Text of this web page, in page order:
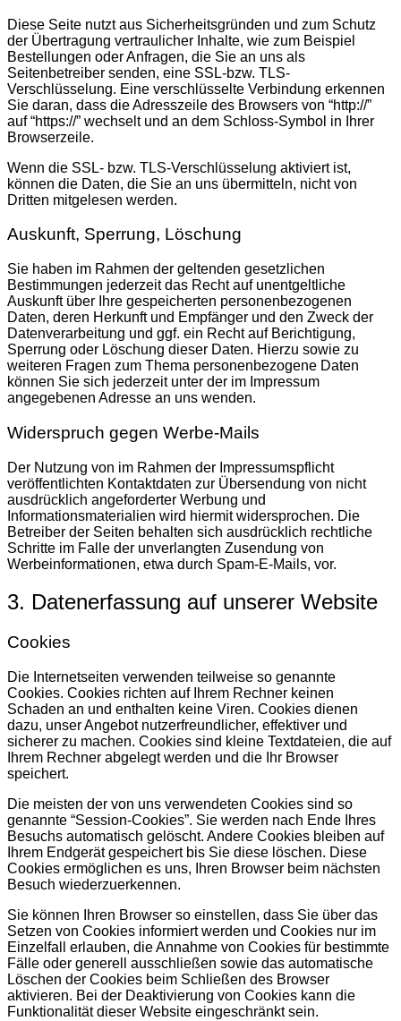
Diese Seite nutzt aus Sicherheitsgründen und zum Schutz
der Übertragung vertraulicher Inhalte, wie zum Beispiel
Bestellungen oder Anfragen, die Sie an uns als
Seitenbetreiber senden, eine SSL-bzw. TLS-
Verschlüsselung. Eine verschlüsselte Verbindung erkennen
Sie daran, dass die Adresszeile des Browsers von “http://”
auf “https://” wechselt und an dem Schloss-Symbol in Ihrer
Browserzeile.
Wenn die SSL- bzw. TLS-Verschlüsselung aktiviert ist,
können die Daten, die Sie an uns übermitteln, nicht von
Dritten mitgelesen werden.
Auskunft, Sperrung, Löschung
Sie haben im Rahmen der geltenden gesetzlichen
Bestimmungen jederzeit das Recht auf unentgeltliche
Auskunft über Ihre gespeicherten personenbezogenen
Daten, deren Herkunft und Empfänger und den Zweck der
Datenverarbeitung und ggf. ein Recht auf Berichtigung,
Sperrung oder Löschung dieser Daten. Hierzu sowie zu
weiteren Fragen zum Thema personenbezogene Daten
können Sie sich jederzeit unter der im Impressum
angegebenen Adresse an uns wenden.
Widerspruch gegen Werbe-Mails
Der Nutzung von im Rahmen der Impressumspflicht
veröffentlichten Kontaktdaten zur Übersendung von nicht
ausdrücklich angeforderter Werbung und
Informationsmaterialien wird hiermit widersprochen. Die
Betreiber der Seiten behalten sich ausdrücklich rechtliche
Schritte im Falle der unverlangten Zusendung von
Werbeinformationen, etwa durch Spam-E-Mails, vor.
3. Datenerfassung auf unserer Website
Cookies
Die Internetseiten verwenden teilweise so genannte
Cookies. Cookies richten auf Ihrem Rechner keinen
Schaden an und enthalten keine Viren. Cookies dienen
dazu, unser Angebot nutzerfreundlicher, effektiver und
sicherer zu machen. Cookies sind kleine Textdateien, die auf
Ihrem Rechner abgelegt werden und die Ihr Browser
speichert.
Die meisten der von uns verwendeten Cookies sind so
genannte “Session-Cookies”. Sie werden nach Ende Ihres
Besuchs automatisch gelöscht. Andere Cookies bleiben auf
Ihrem Endgerät gespeichert bis Sie diese löschen. Diese
Cookies ermöglichen es uns, Ihren Browser beim nächsten
Besuch wiederzuerkennen.
Sie können Ihren Browser so einstellen, dass Sie über das
Setzen von Cookies informiert werden und Cookies nur im
Einzelfall erlauben, die Annahme von Cookies für bestimmte
Fälle oder generell ausschließen sowie das automatische
Löschen der Cookies beim Schließen des Browser
aktivieren. Bei der Deaktivierung von Cookies kann die
Funktionalität dieser Website eingeschränkt sein.